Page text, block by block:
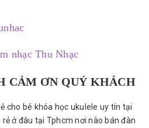
nhạc Thu Nhạc
CẢM ƠN QUÝ KHÁCH
cho bé khóa học ukulele uy tín tại
ở đâu tại Tphcm nơi nào bán đàn